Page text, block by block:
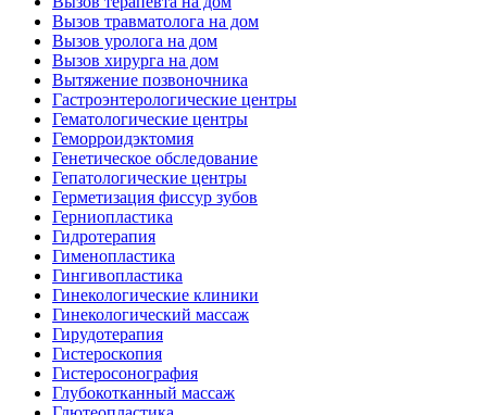
Вызов травматолога на дом
Вызов уролога на дом
Вызов хирурга на дом
Вытяжение позвоночника
Гастроэнтерологические центры
Гематологические центры
Геморроидэктомия
Генетическое обследование
Гепатологические центры
Герметизация фиссур зубов
Герниопластика
Гидротерапия
Гименопластика
Гингивопластика
Гинекологические клиники
Гинекологический массаж
Гирудотерапия
Гистероскопия
Гистеросонография
Глубокотканный массаж